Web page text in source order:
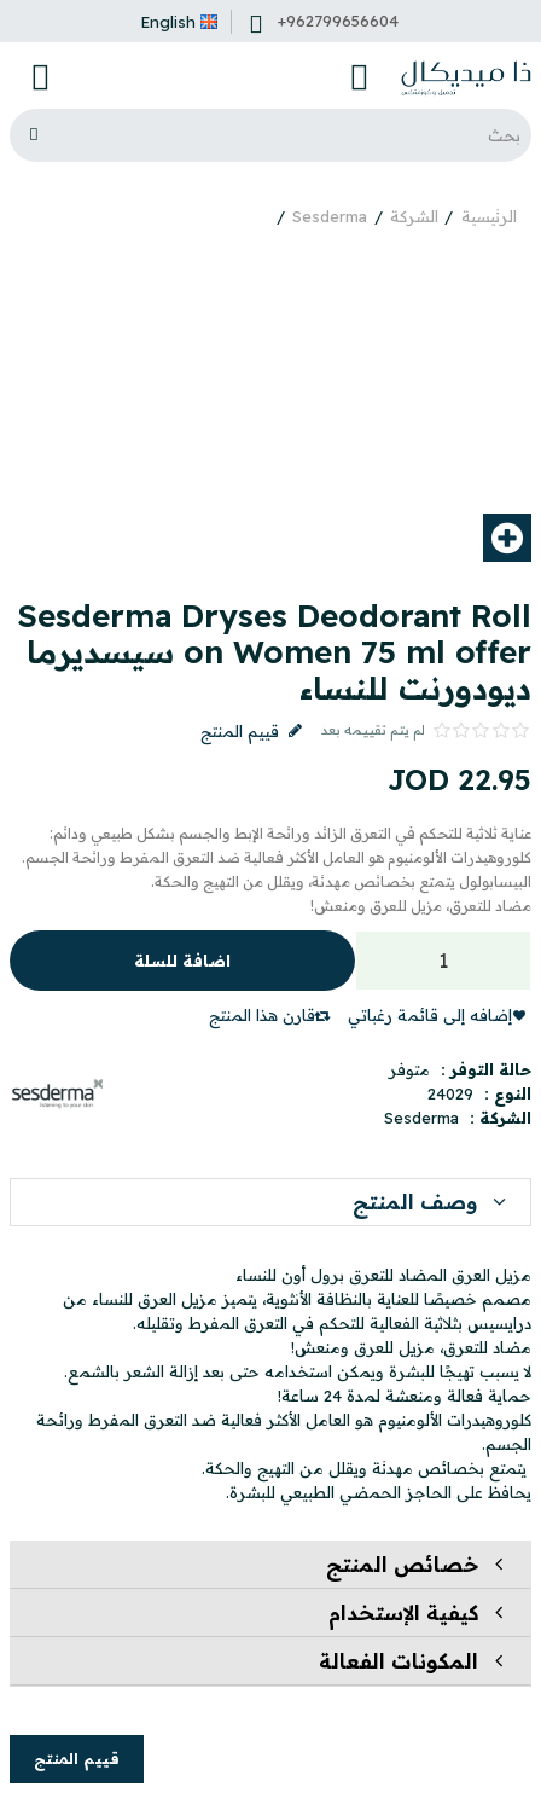
+962799656604
English
الرئيسية الشركة Sesderma
Sesderma Dryses Deodorant Roll
on Women 75 ml offer سيسديرما
ديودورنت للنساء
لم يتم تقييمه بعد قييم المنتج
JOD 22.95
عناية ثلاثية للتحكم في التعرق الزائد ورائحة الإبط والجسم بشكل طبيعي ودائم:
كلوروهيدرات الألومنيوم هو العامل الأكثر فعالية ضد التعرق المفرط ورائحة الجسم.
البيسابولول يتمتع بخصائص مهدئة، ويقلل من التهيج والحكة.
مضاد للتعرق، مزيل للعرق ومنعش!
اضافة للسلة
إضافه إلى قائمة رغباتي قارن هذا المنتج
حالة التوفر :
متوفر
النوع :
24029
الشركة :
Sesderma
وصف المنتج
مزيل العرق المضاد للتعرق برول أون للنساء
مصمم خصيصًا للعناية بالنظافة الأنثوية، يتميز مزيل العرق للنساء من
درايسيس بثلاثية الفعالية للتحكم في التعرق المفرط وتقليله.
مضاد للتعرق، مزيل للعرق ومنعش!
لا يسبب تهيجًا للبشرة ويمكن استخدامه حتى بعد إزالة الشعر بالشمع.
حماية فعالة ومنعشة لمدة 24 ساعة!
كلوروهيدرات الألومنيوم هو العامل الأكثر فعالية ضد التعرق المفرط ورائحة
الجسم.
يتمتع بخصائص مهدئة ويقلل من التهيج والحكة.
يحافظ على الحاجز الحمضي الطبيعي للبشرة.
خصائص المنتج
كيفية الإستخدام
المكونات الفعالة
قييم المنتج